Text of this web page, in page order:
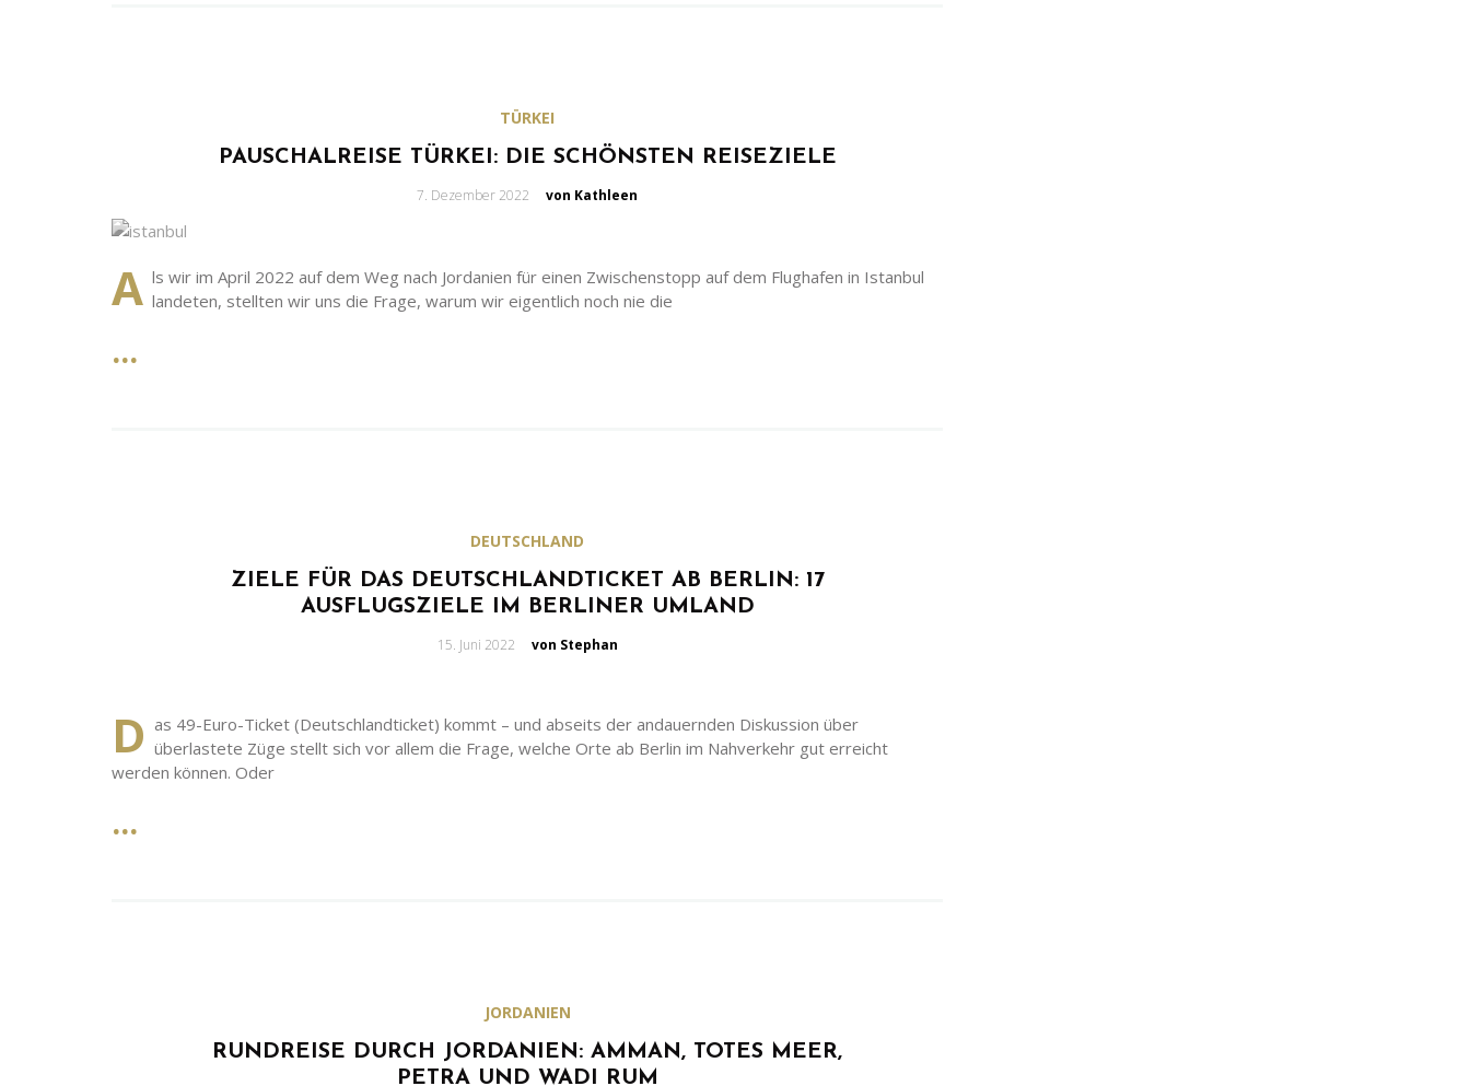
TÜRKEI
PAUSCHALREISE TÜRKEI: DIE SCHÖNSTEN REISEZIELE
Geschrieben
7. Dezember 2022 von Kathleen
A ls wir im April 2022 auf dem Weg nach Jordanien für einen Zwischenstopp auf dem Flughafen in Istanbul
landeten, stellten wir uns die Frage, warum wir eigentlich noch nie die
DEUTSCHLAND
ZIELE FÜR DAS DEUTSCHLANDTICKET AB BERLIN: 17
AUSFLUGSZIELE IM BERLINER UMLAND
Geschrieben
15. Juni 2022 von Stephan
D as 49-Euro-Ticket (Deutschlandticket) kommt – und abseits der andauernden Diskussion über
überlastete Züge stellt sich vor allem die Frage, welche Orte ab Berlin im Nahverkehr gut erreicht
werden können. Oder
JORDANIEN
RUNDREISE DURCH JORDANIEN: AMMAN, TOTES MEER,
PETRA UND WADI RUM